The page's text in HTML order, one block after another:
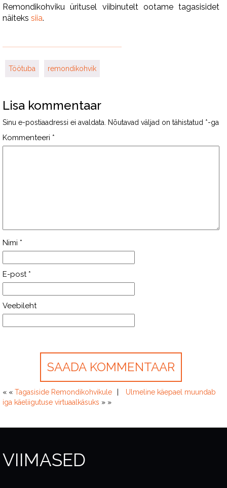
Remondikohviku üritusel viibinutelt ootame tagasisidet
näiteks siia.
Töötuba remondikohvik
Lisa kommentaar
Sinu e-postiaadressi ei avaldata. Nõutavad väljad on tähistatud *-ga
Kommenteeri *
Nimi *
E-post *
Veebileht
« « Tagasiside Remondikohvikule
Ulmeline käepael muundab
iga käeliigutuse virtuaalkäsuks » »
VIIMASED